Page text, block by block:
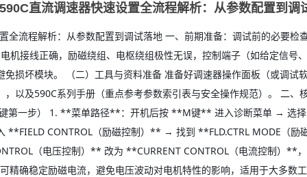
590C直流调速器快速设置全流程解析：从参数配置到调
全流程解析：从参数配置到调试落地 一、前期准备：调试前的必要检
机接线正确，励磁绕组、电枢绕组极性无误，控制端子（如给定信号
损坏模块。 （二）工具与资料准备 准备好调速器操作面板（或调试
，以及590C系列手册（重点参考参数索引表与安全操作规范）。 二、
第一步） 1. **菜单路径**：开机后按 **M键** 进入诊断菜单 → 选
**FIELD CONTROL（励磁控制）** → 找到 **FLD.CTRL MODE（
（电压控制）** 改为 **CURRENT CONTROL（电流控制）**
确稳定励磁电流，避免电压波动对电机特性的影响，适用于大多数